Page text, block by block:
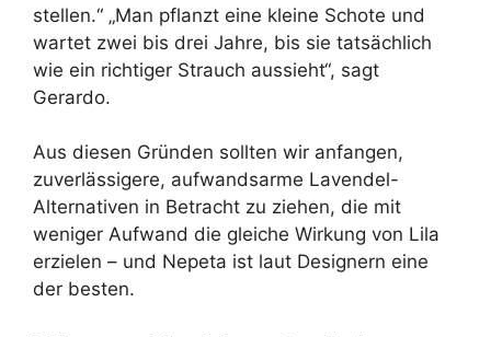
stellen.“ „Man pflanzt eine kleine Schote und
wartet zwei bis drei Jahre, bis sie tatsächlich
wie ein richtiger Strauch aussieht“, sagt
Gerardo.
Aus diesen Gründen sollten wir anfangen,
zuverlässigere, aufwandsarme Lavendel-
Alternativen in Betracht zu ziehen, die mit
weniger Aufwand die gleiche Wirkung von Lila
erzielen – und Nepeta ist laut Designern eine
der besten.